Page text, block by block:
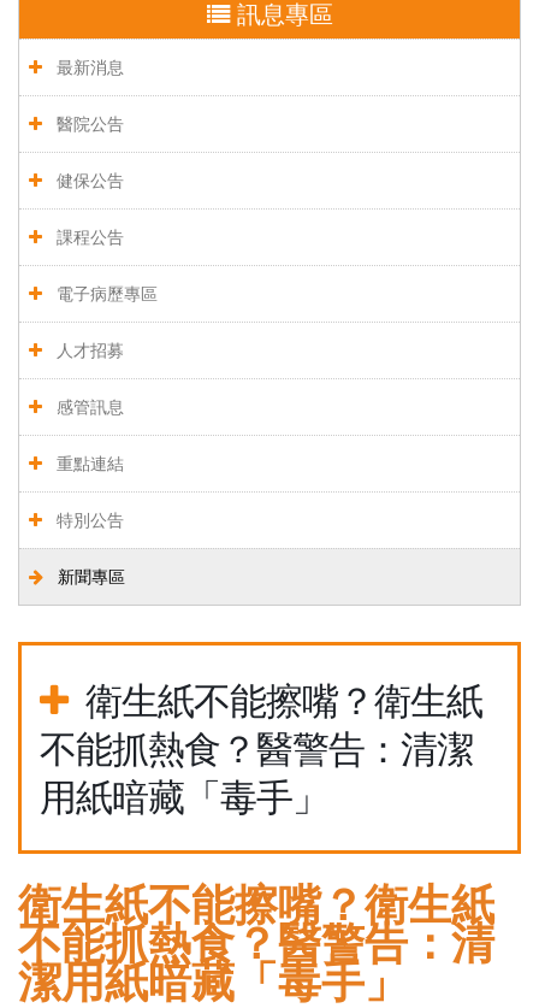
訊息專區
最新消息
醫院公告
健保公告
課程公告
電子病歷專區
人才招募
感管訊息
重點連結
特別公告
新聞專區
衛生紙不能擦嘴？衛生紙
不能抓熱食？醫警告：清潔
用紙暗藏「毒手」
衛生紙不能擦嘴？衛生紙
不能抓熱食？醫警告：清
潔用紙暗藏「毒手」